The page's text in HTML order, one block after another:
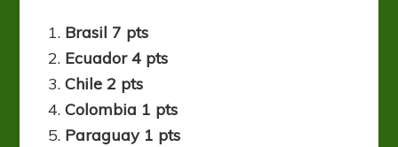
Brasil 7 pts
Ecuador 4 pts
Chile 2 pts
Colombia 1 pts
Paraguay 1 pts